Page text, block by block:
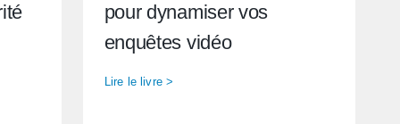
pour dynamiser vos
enquêtes vidéo
Lire le livre >